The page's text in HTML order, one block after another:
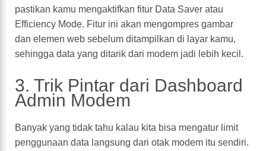
pastikan kamu mengaktifkan fitur Data Saver atau
Efficiency Mode. Fitur ini akan mengompres gambar
dan elemen web sebelum ditampilkan di layar kamu,
sehingga data yang ditarik dari modem jadi lebih kecil.
3. Trik Pintar dari Dashboard
Admin Modem
Banyak yang tidak tahu kalau kita bisa mengatur limit
penggunaan data langsung dari otak modem itu sendiri.